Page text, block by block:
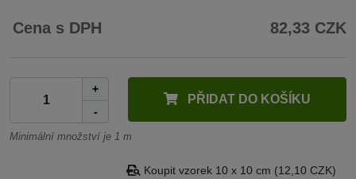
Cena s DPH 82,33 CZK
+
-
PŘIDAT DO KOŠÍKU
Minimální množství je 1 m
Koupit vzorek 10 x 10 cm (12,10 CZK)